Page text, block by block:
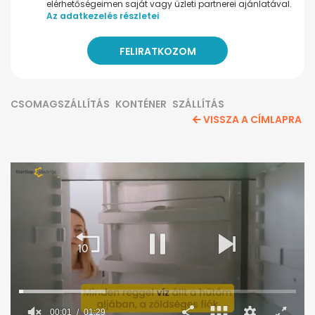
elérhetőségeimen saját vagy üzleti partnerei ajánlatával.
Az adatkezelés részletei
CSOMAGSZÁLLÍTÁS KONTÉNER SZÁLLÍTÁS
VISSZA A CÍMLAPRA